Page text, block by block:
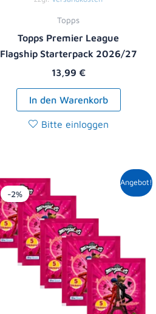
Topps
Topps Premier League
Flagship Starterpack 2026/27
13,99 €
In den Warenkorb
Bitte einloggen
Angebot!
-2%
Ursprünglicher
war:
5,00 €
Aktueller
Preis